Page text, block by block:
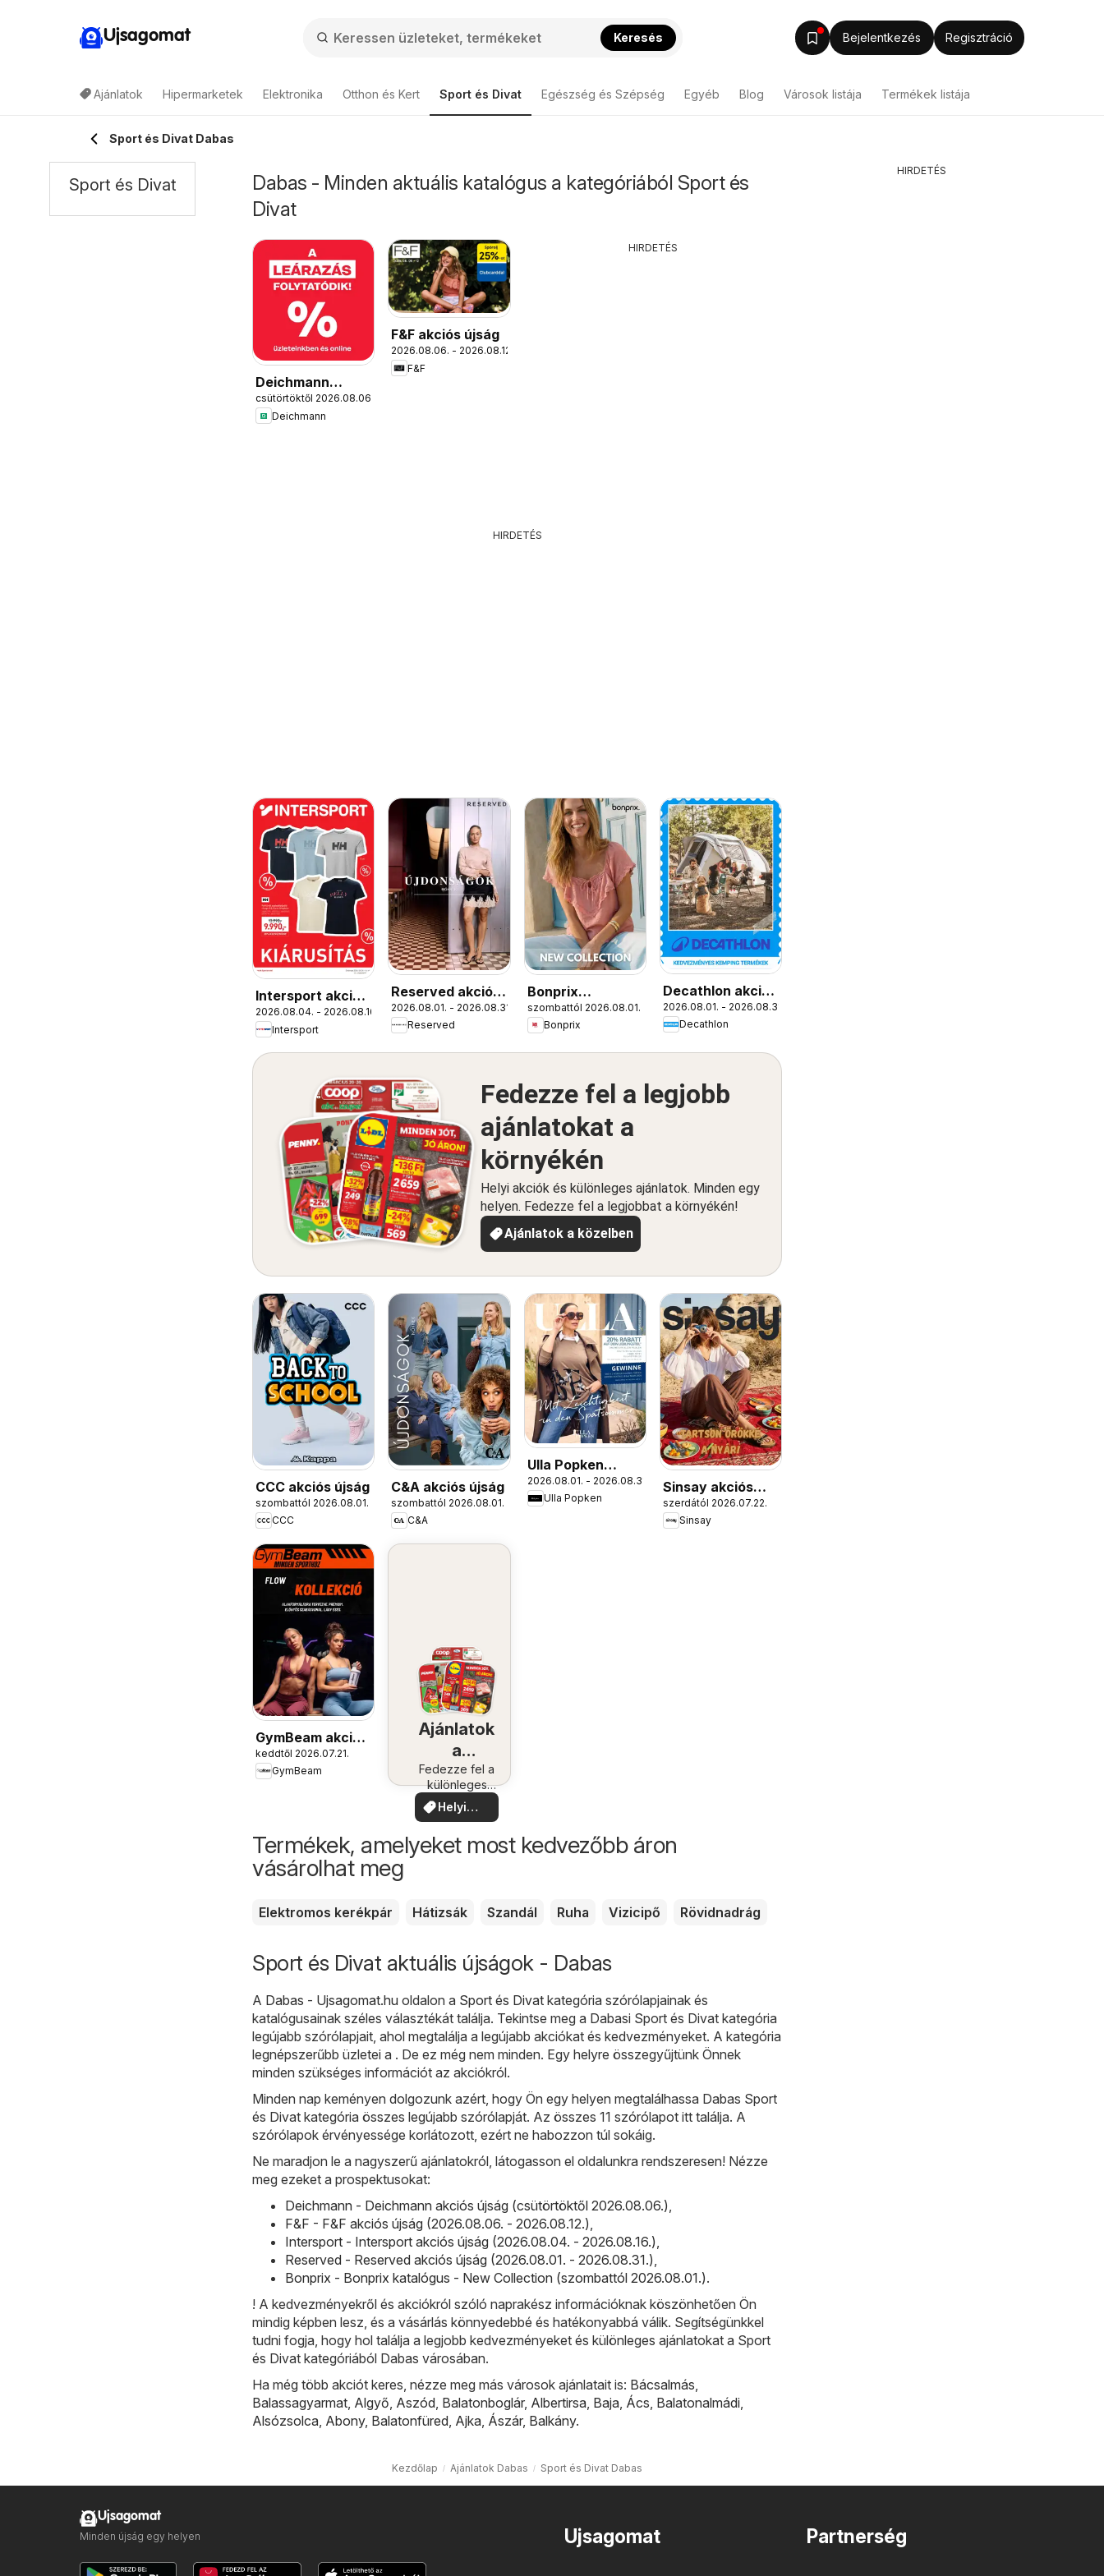
Ujsagomat Keresés Bejelentkezés Regisztráció
Ajánlatok Hipermarketek Elektronika Otthon és Kert Sport és Divat Egészség és Szépség Egyéb Blog Városok listája Termékek listája
Sport és Divat Dabas
Dabas - Minden aktuális katalógus a kategóriából Sport és
Divat
Deichmann
akciós újság
csütörtöktől 2026.08.06.
Deichmann
F&F akciós újság
2026.08.06. - 2026.08.12.
F&F
HIRDETÉS
HIRDETÉS
Intersport akciós
újság
2026.08.04. - 2026.08.16.
Intersport
Reserved akciós
újság
2026.08.01. - 2026.08.31.
Reserved
Bonprix
katalógus - New
Collection
szombattól 2026.08.01.
Bonprix
Decathlon akciós
újság
2026.08.01. - 2026.08.31.
Decathlon
Fedezze fel a legjobb
ajánlatokat a
környékén
Helyi akciók és különleges ajánlatok. Minden egy
helyen. Fedezze fel a legjobbat a környékén!
Ajánlatok a közelben
CCC akciós újság
szombattól 2026.08.01.
CCC
C&A akciós újság
szombattól 2026.08.01.
C&A
Ulla Popken
akciós újság
2026.08.01. - 2026.08.31.
Ulla Popken
Sinsay akciós
újság
szerdától 2026.07.22.
Sinsay
GymBeam akciós
újság
keddtől 2026.07.21.
GymBeam
Ajánlatok
a
közelében
Fedezze fel a
különleges
ajánlatokat
Helyi
ajánlatok
Termékek, amelyeket most kedvezőbb áron
vásárolhat meg
Elektromos kerékpár Hátizsák Szandál Ruha Vizicipő Rövidnadrág
Sport és Divat aktuális újságok - Dabas
A Dabas - Ujsagomat.hu oldalon a Sport és Divat kategória szórólapjainak és
katalógusainak széles választékát találja. Tekintse meg a Dabasi Sport és Divat kategória
legújabb szórólapjait, ahol megtalálja a legújabb akciókat és kedvezményeket. A kategória
legnépszerűbb üzletei a . De ez még nem minden. Egy helyre összegyűjtünk Önnek
minden szükséges információt az akciókról.
Minden nap keményen dolgozunk azért, hogy Ön egy helyen megtalálhassa Dabas Sport
és Divat kategória összes legújabb szórólapját. Az összes 11 szórólapot itt találja. A
szórólapok érvényessége korlátozott, ezért ne habozzon túl sokáig.
Ne maradjon le a nagyszerű ajánlatokról, látogasson el oldalunkra rendszeresen! Nézze
meg ezeket a prospektusokat:
Deichmann - Deichmann akciós újság (csütörtöktől 2026.08.06.)
F&F - F&F akciós újság (2026.08.06. - 2026.08.12.)
Intersport - Intersport akciós újság (2026.08.04. - 2026.08.16.)
Reserved - Reserved akciós újság (2026.08.01. - 2026.08.31.)
Bonprix - Bonprix katalógus - New Collection (szombattól 2026.08.01.).
! A kedvezményekről és akciókról szóló naprakész információknak köszönhetően Ön
mindig képben lesz, és a vásárlás könnyedebbé és hatékonyabbá válik. Segítségünkkel
tudni fogja, hogy hol találja a legjobb kedvezményeket és különleges ajánlatokat a Sport
és Divat kategóriából Dabas városában.
Ha még több akciót keres, nézze meg más városok ajánlatait is: Bácsalmás
Balassagyarmat Algyő Aszód Balatonboglár, Albertirsa Baja Ács Balatonalmádi
Alsózsolca Abony, Balatonfüred Ajka Ászár, Balkány.
Kezdőlap Ajánlatok Dabas Sport és Divat Dabas
Sport és Divat
HIRDETÉS
Ujsagomat Partnerség
Ujsagomat
Minden újság egy helyen